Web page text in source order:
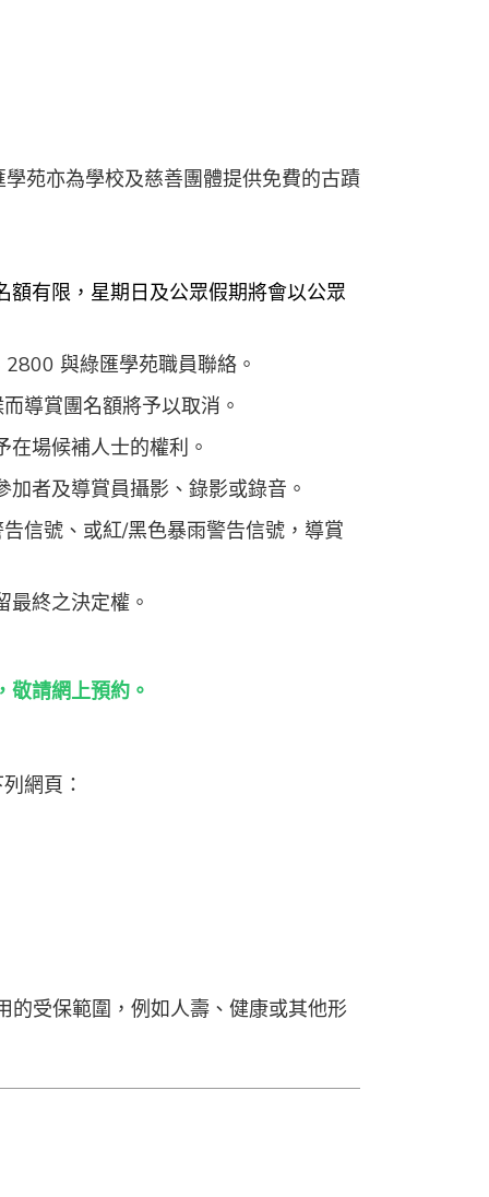
苑亦為學校及慈善團體提供免費的古蹟
額有限，星期日及公眾假期將會以公眾
與綠匯學苑職員聯絡。
導賞團名額將予以取消。
場候補人士的權利。
者及導賞員攝影、錄影或錄音。
信號、或紅/黑色暴雨警告信號，導賞
終之決定權。
請網上預約。
網頁：
的受保範圍，例如人壽、健康或其他形